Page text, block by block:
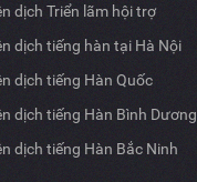
dịch Triển lãm hội trợ
dịch tiếng hàn tại Hà Nội
dịch tiếng Hàn Quốc
dịch tiếng Hàn Bình Dương
dịch tiếng Hàn Bắc Ninh